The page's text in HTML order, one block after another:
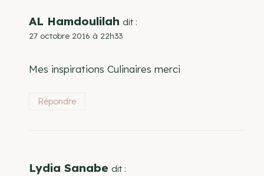
AL Hamdoulilah dit :
27 octobre 2016 à 22h33
Mes inspirations Culinaires merci
Répondre
Lydia Sanabe dit :